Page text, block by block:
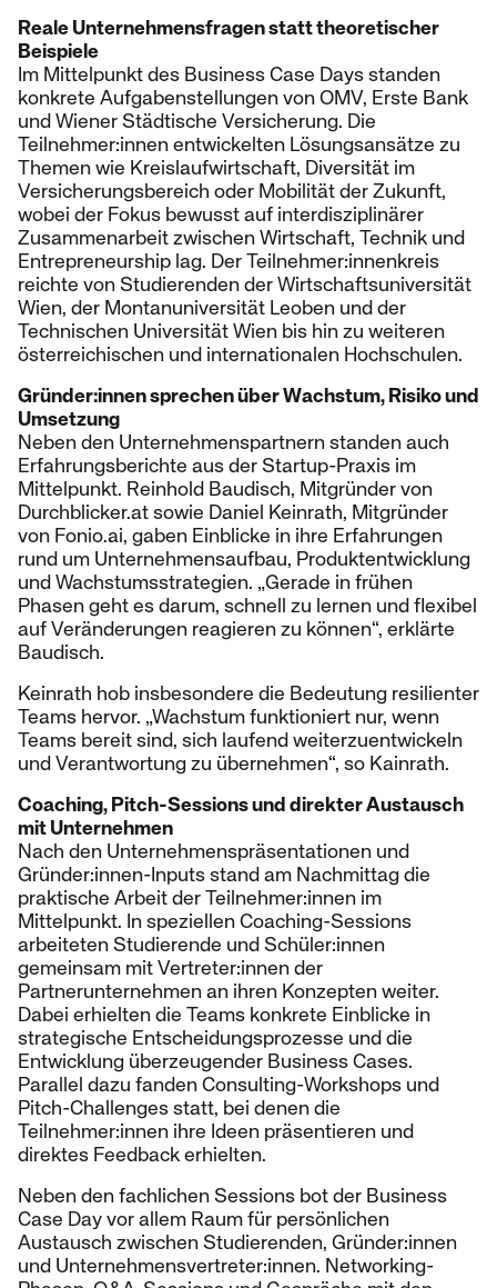
Reale Unternehmensfragen statt theoretischer
Beispiele
Im Mittelpunkt des Business Case Days standen
konkrete Aufgabenstellungen von OMV, Erste Bank
und Wiener Städtische Versicherung. Die
Teilnehmer:innen entwickelten Lösungsansätze zu
Themen wie Kreislaufwirtschaft, Diversität im
Versicherungsbereich oder Mobilität der Zukunft,
wobei der Fokus bewusst auf interdisziplinärer
Zusammenarbeit zwischen Wirtschaft, Technik und
Entrepreneurship lag. Der Teilnehmer:innenkreis
reichte von Studierenden der Wirtschaftsuniversität
Wien, der Montanuniversität Leoben und der
Technischen Universität Wien bis hin zu weiteren
österreichischen und internationalen Hochschulen.
Gründer:innen sprechen über Wachstum, Risiko und
Umsetzung
Neben den Unternehmenspartnern standen auch
Erfahrungsberichte aus der Startup-Praxis im
Mittelpunkt. Reinhold Baudisch, Mitgründer von
Durchblicker.at sowie Daniel Keinrath, Mitgründer
von Fonio.ai, gaben Einblicke in ihre Erfahrungen
rund um Unternehmensaufbau, Produktentwicklung
und Wachstumsstrategien. „Gerade in frühen
Phasen geht es darum, schnell zu lernen und flexibel
auf Veränderungen reagieren zu können“, erklärte
Baudisch.
Keinrath hob insbesondere die Bedeutung resilienter
Teams hervor. „Wachstum funktioniert nur, wenn
Teams bereit sind, sich laufend weiterzuentwickeln
und Verantwortung zu übernehmen“, so Kainrath.
Coaching, Pitch-Sessions und direkter Austausch
mit Unternehmen
Nach den Unternehmenspräsentationen und
Gründer:innen-Inputs stand am Nachmittag die
praktische Arbeit der Teilnehmer:innen im
Mittelpunkt. In speziellen Coaching-Sessions
arbeiteten Studierende und Schüler:innen
gemeinsam mit Vertreter:innen der
Partnerunternehmen an ihren Konzepten weiter.
Dabei erhielten die Teams konkrete Einblicke in
strategische Entscheidungsprozesse und die
Entwicklung überzeugender Business Cases.
Parallel dazu fanden Consulting-Workshops und
Pitch-Challenges statt, bei denen die
Teilnehmer:innen ihre Ideen präsentieren und
direktes Feedback erhielten.
Neben den fachlichen Sessions bot der Business
Case Day vor allem Raum für persönlichen
Austausch zwischen Studierenden, Gründer:innen
und Unternehmensvertreter:innen. Networking-